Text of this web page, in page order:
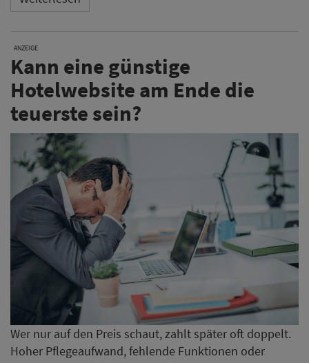
ANZEIGE
Kann eine günstige
Hotelwebsite am Ende die
teuerste sein?
Wer nur auf den Preis schaut, zahlt später oft doppelt.
Hoher Pflegeaufwand, fehlende Funktionen oder